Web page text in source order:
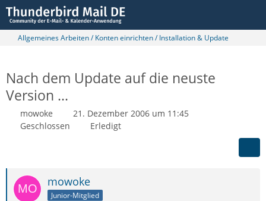
Allgemeines Arbeiten / Konten einrichten / Installation & Update
Nach dem Update auf die neuste
Version ...
mowoke
21. Dezember 2006 um 11:45
Geschlossen
Erledigt
mowoke
Junior-Mitglied